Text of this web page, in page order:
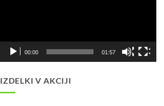
00:00 01:57
IZDELKI V AKCIJI